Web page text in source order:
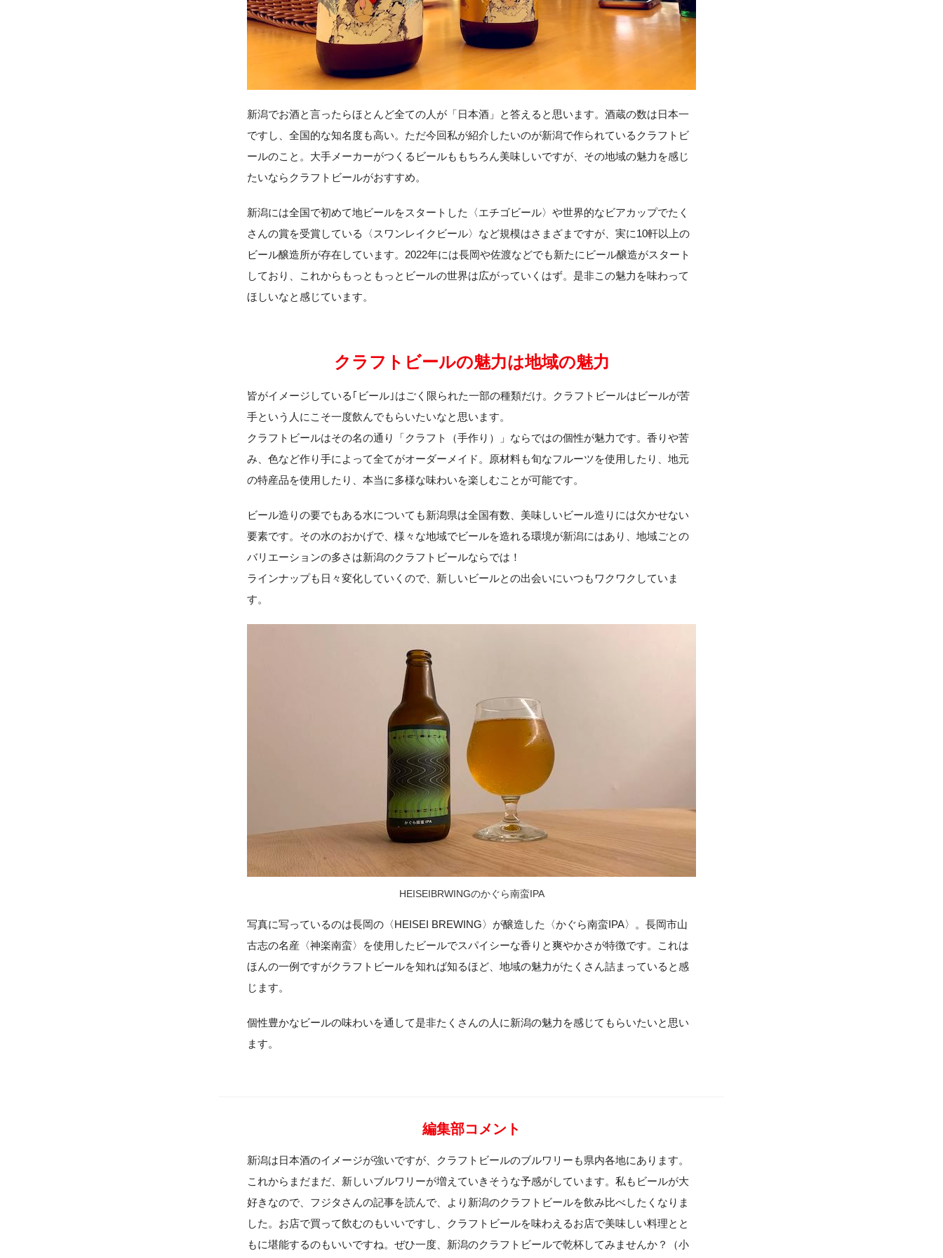
新潟でお酒と言ったらほとんど全ての人が「日本酒」と答えると思います。酒蔵の数は日本一
ですし、全国的な知名度も高い。ただ今回私が紹介したいのが新潟で作られているクラフトビ
ールのこと。大手メーカーがつくるビールももちろん美味しいですが、その地域の魅力を感じ
たいならクラフトビールがおすすめ。
新潟には全国で初めて地ビールをスタートした〈エチゴビール〉や世界的なビアカップでたく
さんの賞を受賞している〈スワンレイクビール〉など規模はさまざまですが、実に10軒以上の
ビール醸造所が存在しています。2022年には長岡や佐渡などでも新たにビール醸造がスタート
しており、これからもっともっとビールの世界は広がっていくはず。是非この魅力を味わって
ほしいなと感じています。
クラフトビールの魅力は地域の魅力
皆がイメージしている｢ビール｣はごく限られた一部の種類だけ。クラフトビールはビールが苦
手という人にこそ一度飲んでもらいたいなと思います。
クラフトビールはその名の通り「クラフト（手作り）」ならではの個性が魅力です。香りや苦
み、色など作り手によって全てがオーダーメイド。原材料も旬なフルーツを使用したり、地元
の特産品を使用したり、本当に多様な味わいを楽しむことが可能です。
ビール造りの要でもある水についても新潟県は全国有数、美味しいビール造りには欠かせない
要素です。その水のおかげで、様々な地域でビールを造れる環境が新潟にはあり、地域ごとの
バリエーションの多さは新潟のクラフトビールならでは！
ラインナップも日々変化していくので、新しいビールとの出会いにいつもワクワクしていま
す。
HEISEIBRWINGのかぐら南蛮IPA
写真に写っているのは長岡の〈HEISEI BREWING〉が醸造した〈かぐら南蛮IPA〉。長岡市山
古志の名産〈神楽南蛮〉を使用したビールでスパイシーな香りと爽やかさが特徴です。これは
ほんの一例ですがクラフトビールを知れば知るほど、地域の魅力がたくさん詰まっていると感
じます。
個性豊かなビールの味わいを通して是非たくさんの人に新潟の魅力を感じてもらいたいと思い
ます。
編集部コメント
新潟は日本酒のイメージが強いですが、クラフトビールのブルワリーも県内各地にあります。
これからまだまだ、新しいブルワリーが増えていきそうな予感がしています。私もビールが大
好きなので、フジタさんの記事を読んで、より新潟のクラフトビールを飲み比べしたくなりま
した。お店で買って飲むのもいいですし、クラフトビールを味わえるお店で美味しい料理とと
もに堪能するのもいいですね。ぜひ一度、新潟のクラフトビールで乾杯してみませんか？（小